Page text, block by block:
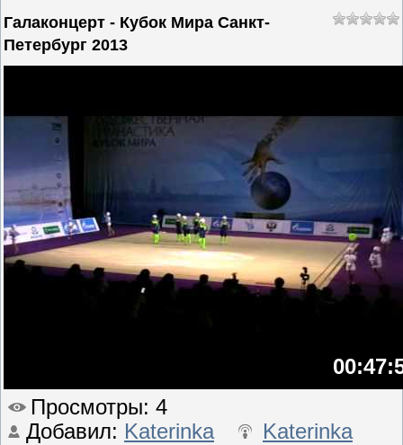
Галаконцерт - Кубок Мира Санкт-
Петербург 2013
Просмотры: 4
Добавил: Katerinka
Katerinka